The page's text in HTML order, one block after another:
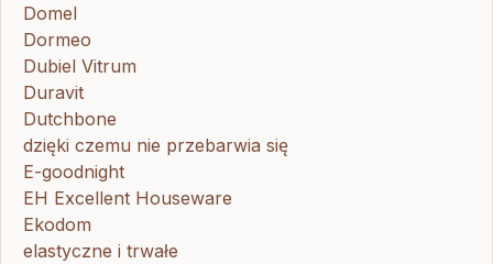
Domel
Dormeo
Dubiel Vitrum
Duravit
Dutchbone
dzięki czemu nie przebarwia się
E-goodnight
EH Excellent Houseware
Ekodom
elastyczne i trwałe